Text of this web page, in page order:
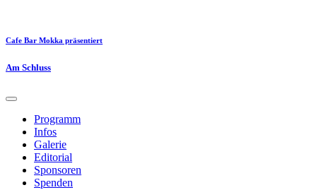
Cafe Bar Mokka präsentiert
Am Schluss
Programm
Infos
Galerie
Editorial
Sponsoren
Spenden